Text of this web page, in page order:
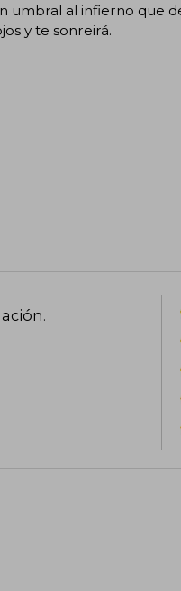
umbral al infierno que
y te sonreirá.
.